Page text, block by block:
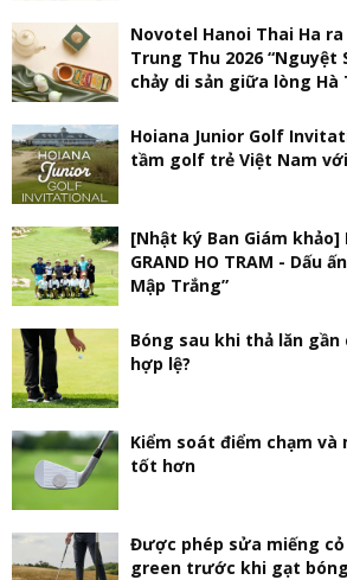
Novotel Hanoi Thai Ha ra
Trung Thu 2026 “Nguyệt
chảy di sản giữa lòng
Hoiana Junior Golf
tầm golf trẻ Việt Nam
[Nhật ký Ban Giám khảo]
GRAND HO TRAM - Dấu
Mập Trắng”
Bóng sau khi thả lăn
hợp lệ?
Kiểm soát điểm chạm và
tốt hơn
Được phép sửa miếng
green trước khi gạt